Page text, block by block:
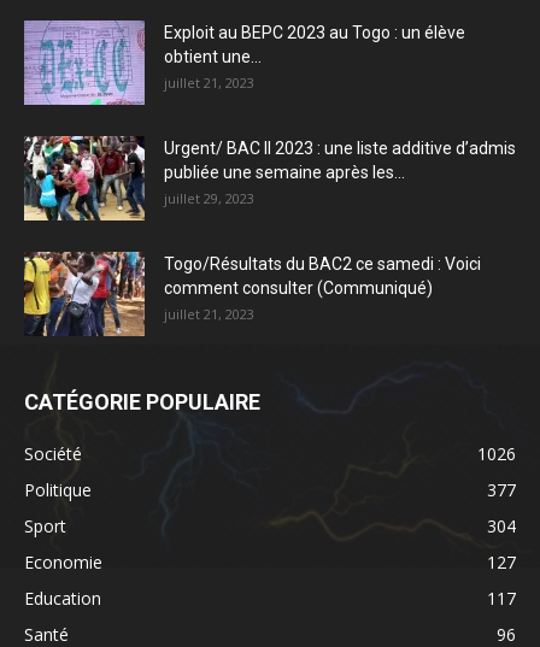
Exploit au BEPC 2023 au Togo : un élève
obtient une...
juillet 21, 2023
Urgent/ BAC II 2023 : une liste additive d’admis
publiée une semaine après les...
juillet 29, 2023
Togo/Résultats du BAC2 ce samedi : Voici
comment consulter (Communiqué)
juillet 21, 2023
CATÉGORIE POPULAIRE
Société
1026
Politique
377
Sport
304
Economie
127
Education
117
Santé
96